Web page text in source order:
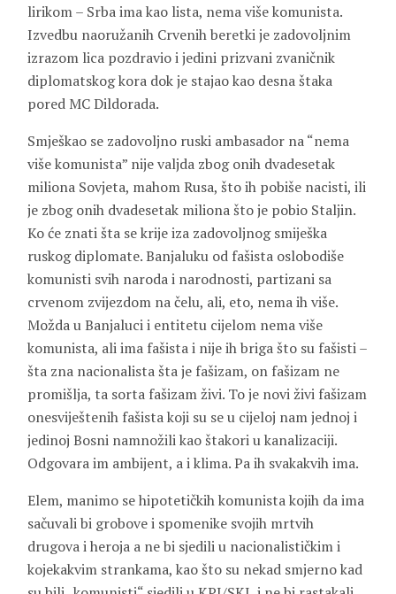
lirikom – Srba ima kao lista, nema više komunista.
Izvedbu naoružanih Crvenih beretki je zadovoljnim
izrazom lica pozdravio i jedini prizvani zvaničnik
diplomatskog kora dok je stajao kao desna štaka
pored MC Dildorada.
Smješkao se zadovoljno ruski ambasador na “nema
više komunista” nije valjda zbog onih dvadesetak
miliona Sovjeta, mahom Rusa, što ih pobiše nacisti, ili
je zbog onih dvadesetak miliona što je pobio Staljin.
Ko će znati šta se krije iza zadovoljnog smiješka
ruskog diplomate. Banjaluku od fašista oslobodiše
komunisti svih naroda i narodnosti, partizani sa
crvenom zvijezdom na čelu, ali, eto, nema ih više.
Možda u Banjaluci i entitetu cijelom nema više
komunista, ali ima fašista i nije ih briga što su fašisti –
šta zna nacionalista šta je fašizam, on fašizam ne
promišlja, ta sorta fašizam živi. To je novi živi fašizam
onesviještenih fašista koji su se u cijeloj nam jednoj i
jedinoj Bosni namnožili kao štakori u kanalizaciji.
Odgovara im ambijent, a i klima. Pa ih svakakvih ima.
Elem, manimo se hipotetičkih komunista kojih da ima
sačuvali bi grobove i spomenike svojih mrtvih
drugova i heroja a ne bi sjedili u nacionalističkim i
kojekakvim strankama, kao što su nekad smjerno kad